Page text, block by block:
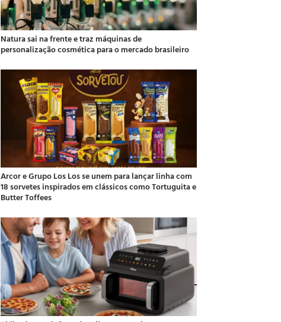
Natura sai na frente e traz máquinas de
personalização cosmética para o mercado brasileiro
Arcor e Grupo Los Los se unem para lançar linha com
18 sorvetes inspirados em clássicos como Tortuguita e
Butter Toffees